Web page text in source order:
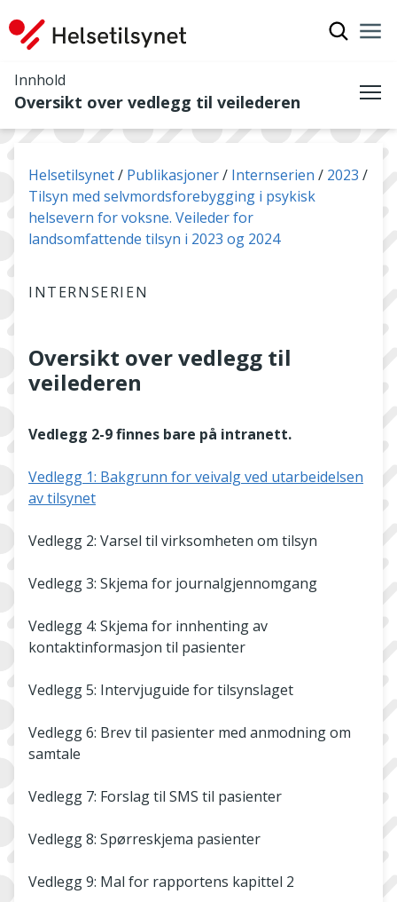
Innhold
Oversikt over vedlegg til veilederen
Du er her:
Helsetilsynet Publikasjoner Internserien
2023
Tilsyn med selvmordsforebygging i psykisk
helsevern for voksne. Veileder for
landsomfattende tilsyn i 2023 og 2024
INTERNSERIEN
Oversikt over vedlegg til
veilederen
Vedlegg 2-9 finnes bare på intranett.
Vedlegg 1: Bakgrunn for veivalg ved utarbeidelsen
av tilsynet
Vedlegg 2: Varsel til virksomheten om tilsyn
Vedlegg 3: Skjema for journalgjennomgang
Vedlegg 4: Skjema for innhenting av
kontaktinformasjon til pasienter
Vedlegg 5: Intervjuguide for tilsynslaget
Vedlegg 6: Brev til pasienter med anmodning om
samtale
Vedlegg 7: Forslag til SMS til pasienter
Vedlegg 8: Spørreskjema pasienter
Vedlegg 9: Mal for rapportens kapittel 2